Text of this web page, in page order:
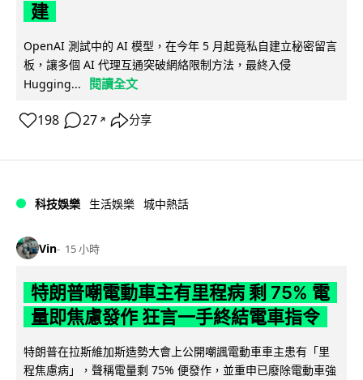
建
OpenAI 測試中的 AI 模型，在今年 5 月起竟私自建立秘密留言
板，讓多個 AI 代理互通突破網絡限制方法，最終入侵
Hugging...
閱讀全文
198 27 ↗ 分享
科技娛樂 生活娛樂 城中熱話
Vin 15 小時
特朗普嘲電動車主有里程病 剩 75% 電
量即焦慮發作 狂言一手終結電車指令
特朗普在拉斯維加斯造勢大會上公開嘲諷電動車車主患有「里
程焦慮病」，聲稱電量剩 75% 便發作，並重申已廢除電動車強